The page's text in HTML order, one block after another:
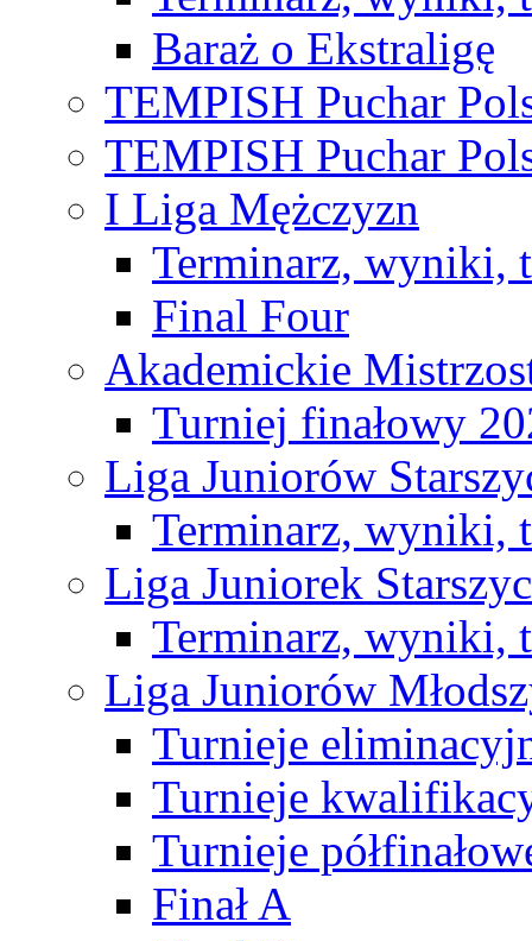
Baraż o Ekstraligę
TEMPISH Puchar
TEMPISH Puchar
I Liga Mężczyzn
Terminarz, wyniki,
Final Four
Akademickie
Turniej finałowy
Liga Juniorów
Terminarz, wyniki,
Liga Juniorek
Terminarz, wyniki,
Liga Juniorów
Turnieje
Turnieje
Turnieje
Finał A